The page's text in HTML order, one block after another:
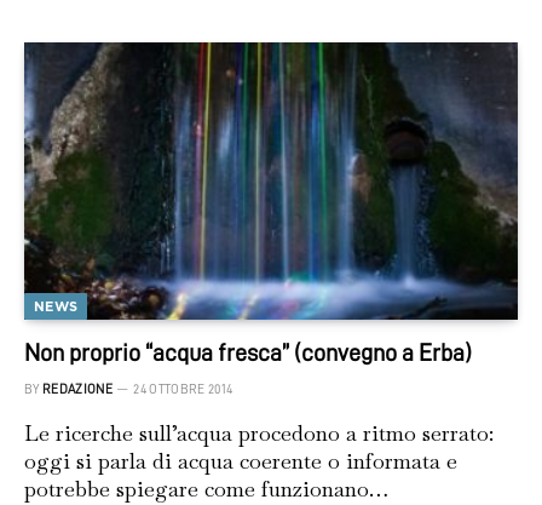
NEWS
Non proprio “acqua fresca” (convegno a Erba)
BY REDAZIONE 24 OTTOBRE 2014
Le ricerche sull’acqua procedono a ritmo serrato:
oggi si parla di acqua coerente o informata e
potrebbe spiegare come funzionano…